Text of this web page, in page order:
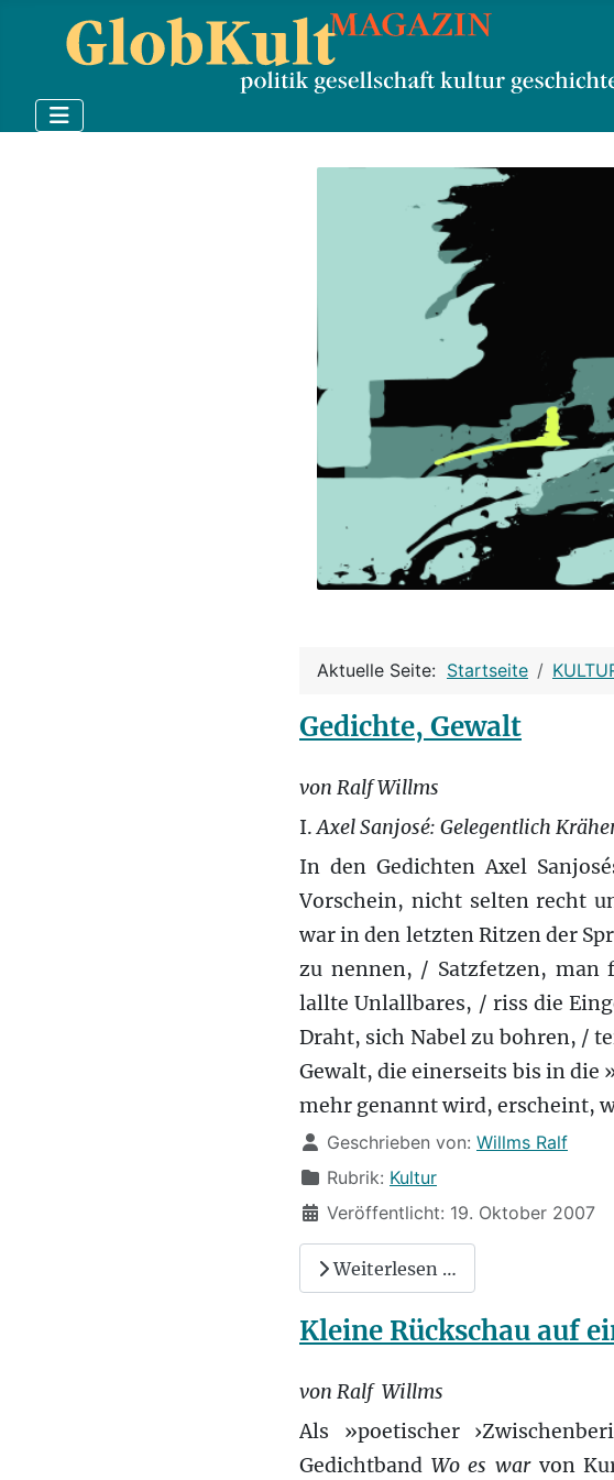
Aktuelle Seite: Startseite
Gedichte, Gewalt
von Ralf Willms
I.Axel Sanjosé: Gelegentlich
In den Gedichten Axel
Vorschein, nicht selten recht
war in den letzten Ritzen der
zu nennen, / Satzfetzen, man
lallte Unlallbares, / riss die
Draht, sich Nabel zu bohren, /
Gewalt, die einerseits bis in die
mehr genannt wird, erscheint,
DetailsGeschrieben von: Willms Ralf
Rubrik: Kultur
Veröffentlicht: 19. Oktober 2007
Weiterlesen …
Kleine Rückschau auf
von Ralf Willms
Als »poetischer
Gedichtband Wo es warvon